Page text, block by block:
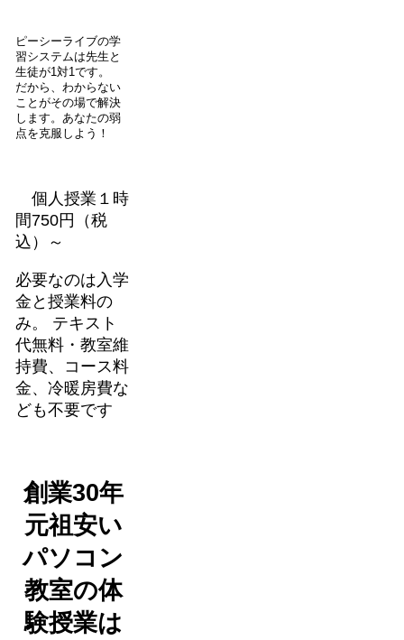
ピーシーライブの学
習システムは先生と
生徒が1対1です。
だから、わからない
ことがその場で解決
します。あなたの弱
点を克服しよう！
個人授業１時
間750円（税
込）～
必要なのは入学
金と授業料の
み。 テキスト
代無料・教室維
持費、コース料
金、冷暖房費な
ども不要です
創業30年
元祖安い
パソコン
教室の体
験授業は